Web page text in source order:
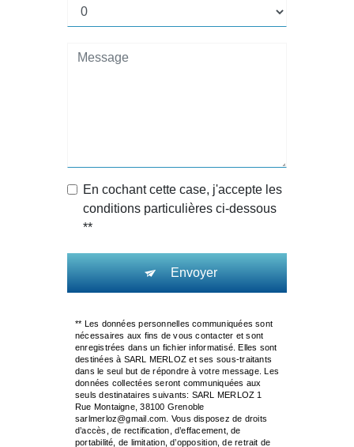
En cochant cette case, j'accepte les
conditions particulières ci-dessous
**
Envoyer
** Les données personnelles communiquées sont
nécessaires aux fins de vous contacter et sont
enregistrées dans un fichier informatisé. Elles sont
destinées à SARL MERLOZ et ses sous-traitants
dans le seul but de répondre à votre message. Les
données collectées seront communiquées aux
seuls destinataires suivants: SARL MERLOZ 1
Rue Montaigne, 38100 Grenoble
sarlmerloz@gmail.com. Vous disposez de droits
d’accès, de rectification, d’effacement, de
portabilité, de limitation, d’opposition, de retrait de